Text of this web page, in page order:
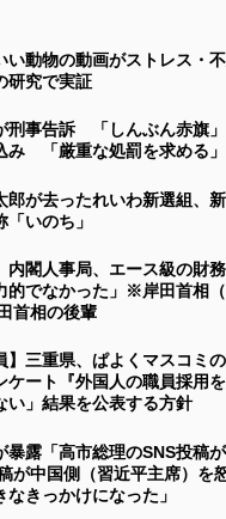
い動物の動画がストレス・
研究で実証
刑事告訴 「しんぶん赤旗
み 「厳重な処罰を求める」
郎が去ったれいわ新選組、
いのち」
内閣人事局、エース級の財
的でなかった」※岸田首相
首相の後輩
】三重県、ぱよくマスコミ
ケート『外国人の職員採用
い」結果を公表する方針
暴露「高市総理のSNS投稿
が中国側（習近平主席）を
なきっかけになった」